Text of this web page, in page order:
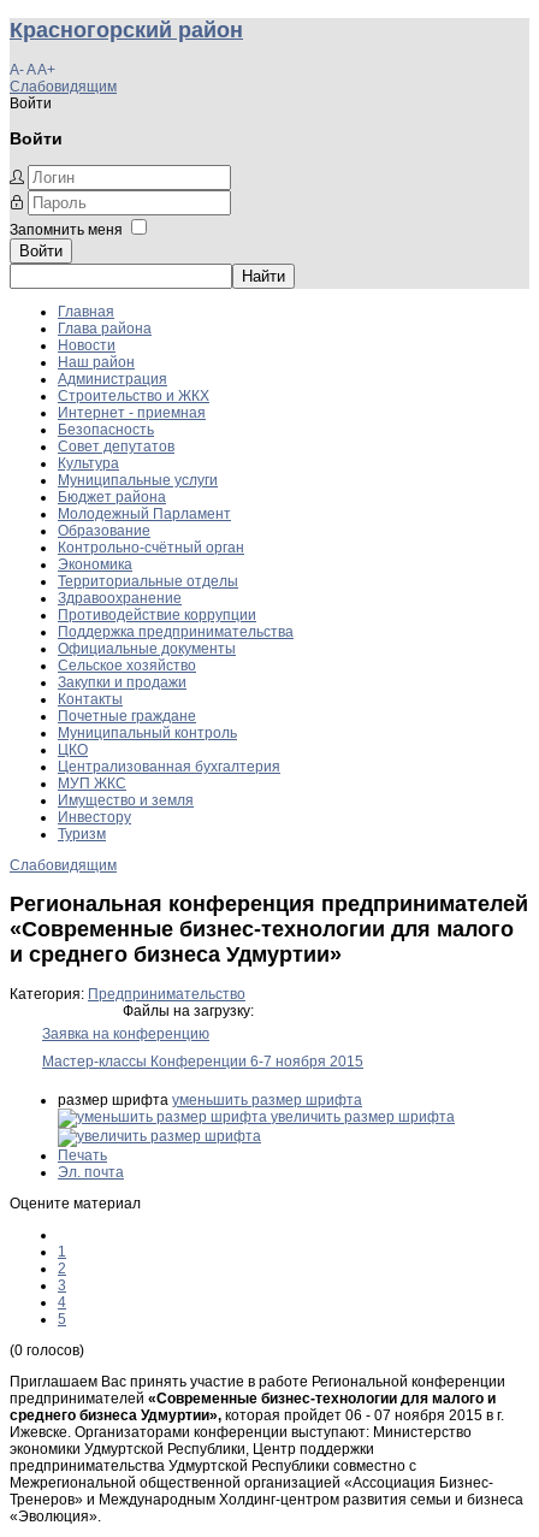
Красногорский район
A-AA+
Слабовидящим
Войти
Войти
Запомнить меня
Войти
Главная
Глава района
Новости
Наш район
Администрация
Строительство и ЖКХ
Интернет - приемная
Безопасность
Совет депутатов
Культура
Муниципальные услуги
Бюджет района
Молодежный Парламент
Образование
Контрольно-счётный орган
Экономика
Территориальные отделы
Здравоохранение
Противодействие коррупции
Поддержка предпринимательства
Официальные документы
Сельское хозяйство
Закупки и продажи
Контакты
Почетные граждане
Муниципальный контроль
ЦКО
Централизованная бухгалтерия
МУП ЖКС
Имущество и земля
Инвестору
Туризм
Слабовидящим
Региональная конференция предпринимателей
«Современные бизнес-технологии для малого
и среднего бизнеса Удмуртии»
Категория: Предпринимательство
Файлы на загрузку:
Заявка на конференцию
Мастер-классы Конференции 6-7 ноября 2015
размер шрифта уменьшить размер шрифта
увеличить размер шрифта
Печать
Эл. почта
Оцените материал
1
2
3
4
5
(0 голосов)
Приглашаем Вас принять участие в работе Региональной конференции
предпринимателей «Современные бизнес-технологии для малого и
среднего бизнеса Удмуртии», которая пройдет 06 - 07 ноября 2015 в г.
Ижевске. Организаторами конференции выступают: Министерство
экономики Удмуртской Республики, Центр поддержки
предпринимательства Удмуртской Республики совместно с
Межрегиональной общественной организацией «Ассоциация Бизнес-
Тренеров» и Международным Холдинг-центром развития семьи и бизнеса
«Эволюция».